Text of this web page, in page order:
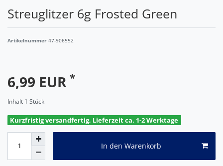
Streuglitzer 6g Frosted Green
Artikelnummer 47-906552
6,99 EUR *
Inhalt 1 Stück
Kurzfristig versandfertig, Lieferzeit ca. 1-2 Werktage
In den Warenkorb